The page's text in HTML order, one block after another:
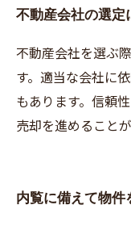
不動産会社の選定
不動産会社を選ぶ
す。適当な会社に
もあります。信頼
売却を進めることが
内覧に備えて物件